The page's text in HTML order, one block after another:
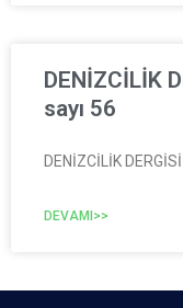
DENİZCİLİK
sayı 56
DENİZCİLİK
DEVAMI>>